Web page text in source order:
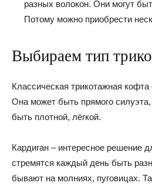
разных волокон. Они могут
Потому можно приобрести
Выбираем тип
Классическая трикотажная
Она может быть прямого
быть плотной, лёгкой.
Кардиган – интересное решение
стремятся каждый день быть
бывают на молниях, пуговицах.